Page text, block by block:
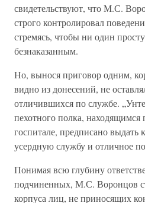
свидетельствуют, что М.С.
строго контролировал
стремясь, чтобы ни один
безнаказанным.
Но, вынося приговор одним,
видно из донесений, не
отличившихся по службе.
пехотного полка,
госпитале, предписано выдать
усердную службу и отличное
Понимая всю глубину
подчиненных, М.С. Воронцов
корпуса лиц, не приносящих